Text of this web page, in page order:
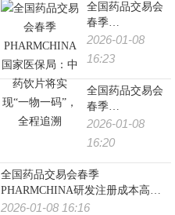
全国药品交易会
春季
PHARMCHINA国
家医保局：中药
一码”，全程追溯
2026-01-08
16:23
全国药品交易会
春季
PHARMCHINA洞
察趋势，赋能未
彩亮相第91届全
国药交会，共绘
医药即时零售新
2026-01-08
16:20
全国药品交易会春季
PHARMCHINA研发注册成本高、
周期长？推动创新成果转化与产业
2026-01-08 16:16